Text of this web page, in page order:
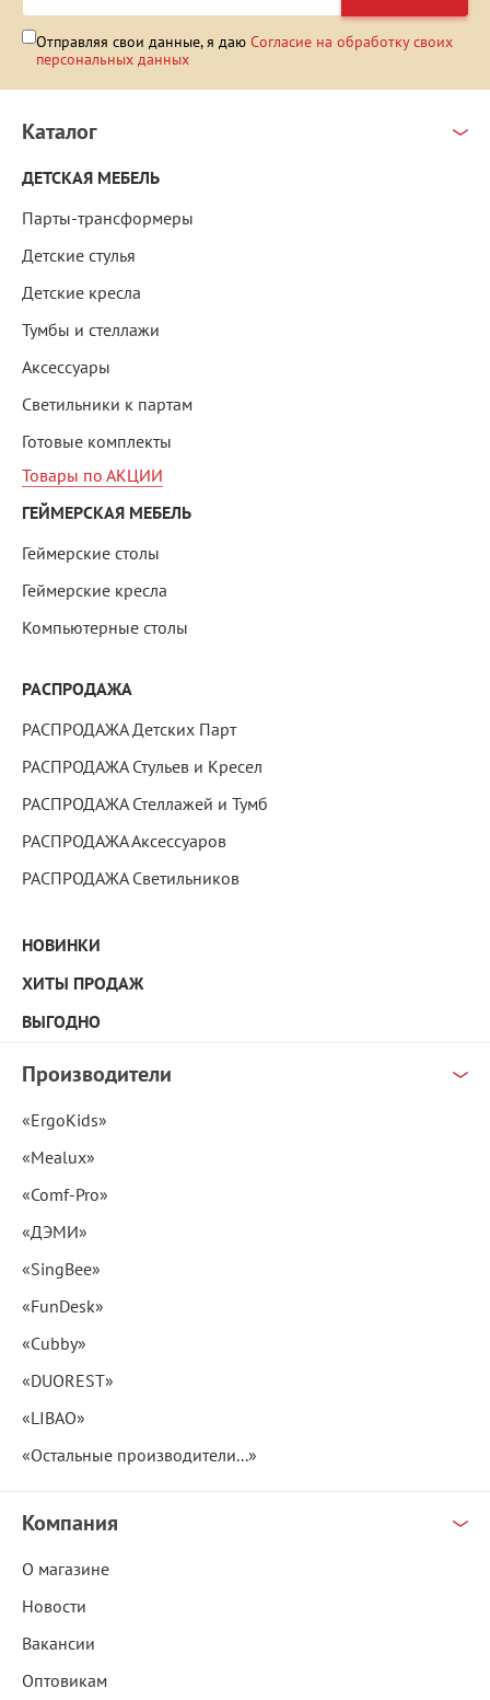
Отправляя свои данные, я даю Согласие на обработку своих
персональных данных
Каталог
ДЕТСКАЯ МЕБЕЛЬ
Парты-трансформеры
Детские стулья
Детские кресла
Тумбы и стеллажи
Аксессуары
Светильники к партам
Готовые комплекты
Товары по АКЦИИ
ГЕЙМЕРСКАЯ МЕБЕЛЬ
Геймерские столы
Геймерские кресла
Компьютерные столы
РАСПРОДАЖА
РАСПРОДАЖА Детских Парт
РАСПРОДАЖА Стульев и Кресел
РАСПРОДАЖА Стеллажей и Тумб
РАСПРОДАЖА Аксессуаров
РАСПРОДАЖА Светильников
НОВИНКИ
ХИТЫ ПРОДАЖ
ВЫГОДНО
Производители
«ErgoKids»
«Mealux»
«Comf-Pro»
«ДЭМИ»
«SingBee»
«FunDesk»
«Cubby»
«DUOREST»
«LIBAO»
«Остальные производители...»
Компания
О магазине
Новости
Вакансии
Оптовикам